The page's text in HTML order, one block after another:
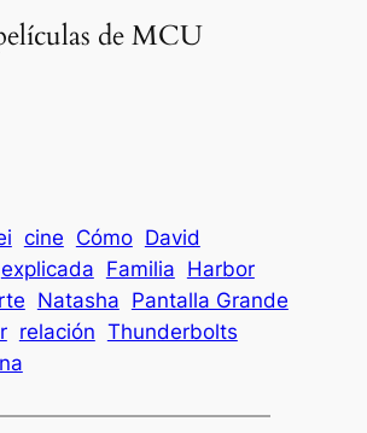
de MCU
cine Cómo David
explicada Familia Harbor
Natasha Pantalla Grande
relación Thunderbolts